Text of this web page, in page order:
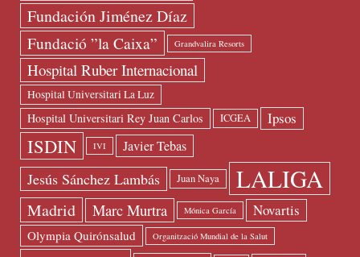
Fundación Jiménez Díaz
Fundació ”la Caixa” Grandvalira Resorts
Hospital Ruber Internacional
Hospital Universitari La Luz
Hospital Universitari Rey Juan Carlos ICGEA Ipsos
ISDIN IVI Javier Tebas
Jesús Sánchez Lambás Juan Naya LALIGA
Madrid Marc Murtra Mónica García Novartis
Olympia Quirónsalud Organització Mundial de la Salut